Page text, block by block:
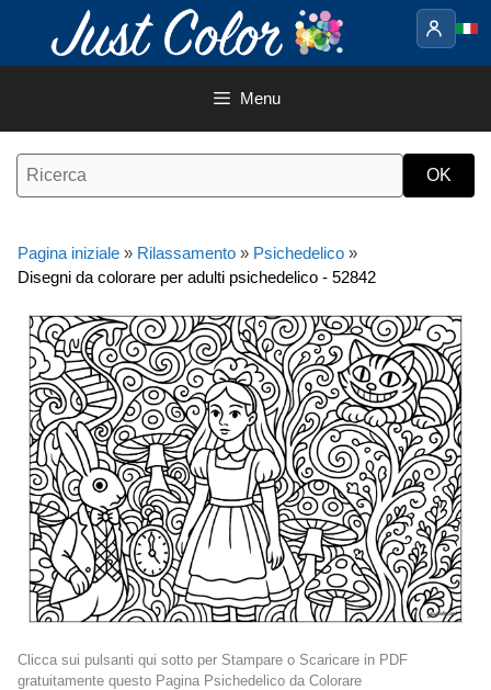
contenuto
Menu
Pagina iniziale » Rilassamento » Psichedelico »
Disegni da colorare per adulti psichedelico - 52842
Clicca sui pulsanti qui sotto per Stampare o Scaricare in PDF
gratuitamente questo Pagina Psichedelico da Colorare